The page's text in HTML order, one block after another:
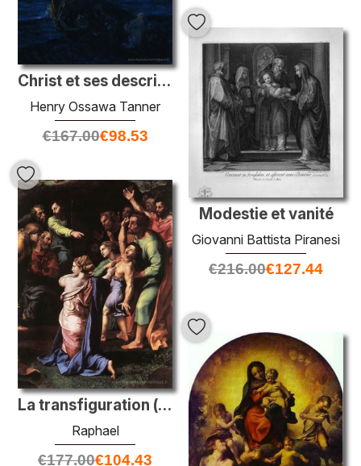
Christ et ses descriples sur la mer de Galilée
Henry Ossawa Tanner
€167.00€98.53
Modestie et vanité
Giovanni Battista Piranesi
€216.00€127.44
La transfiguration (détail)
Raphael
€177.00€104.43